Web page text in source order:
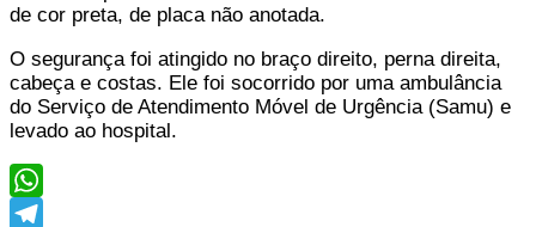
de cor preta, de placa não anotada.
O segurança foi atingido no braço direito, perna direita,
cabeça e costas. Ele foi socorrido por uma ambulância
do Serviço de Atendimento Móvel de Urgência (Samu) e
levado ao hospital.
WhatsApp